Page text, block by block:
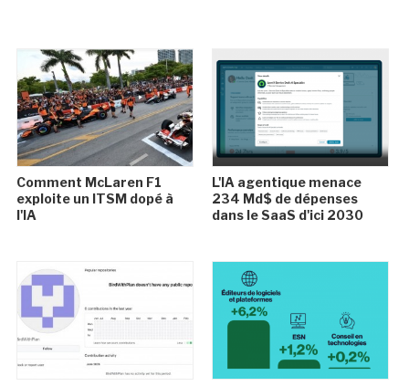
Comment McLaren F1
exploite un ITSM dopé à
l'IA
L'IA agentique menace
234 Md$ de dépenses
dans le SaaS d'ici 2030